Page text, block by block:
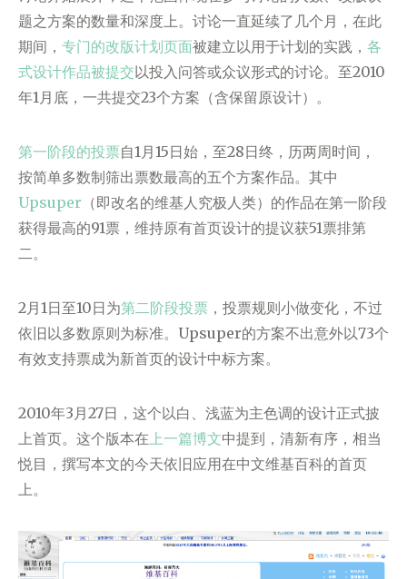
题之方案的数量和深度上。讨论一直延续了几个月，在此
期间， 专门的改版计划页面被建立以用于计划的实践， 各
式设计作品被提交以投入问答或众议形式的讨论。至2010
年1月底，一共提交23个方案（含保留原设计）。
第一阶段的投票自1月15日始，至28日终，历两周时间，
按简单多数制筛出票数最高的五个方案作品。其中
Upsuper （即改名的维基人究极人类）的作品在第一阶段
获得最高的91票，维持原有首页设计的提议获51票排第
二。
2月1日至10日为第二阶段投票 ，投票规则小做变化，不过
依旧以多数原则为标准。Upsuper的方案不出意外以73个
有效支持票成为新首页的设计中标方案。
2010年3月27日，这个以白、浅蓝为主色调的设计正式披
上首页。这个版本在上一篇博文中提到，清新有序，相当
悦目，撰写本文的今天依旧应用在中文维基百科的首页
上。